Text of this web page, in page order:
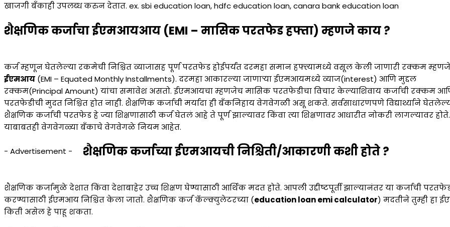
खाजगी बँकाही उपलब्ध करुन देतात. ex. sbi education loan, hdfc education loan, canara bank education loan
शैक्षणिक कर्जाचा ईएमआयआय (EMI – मासिक परतफेड हफ्ता) म्हणजे काय ?
कर्ज म्हणून घेतलेल्या रकमेची निश्चित व्याजासह पूर्ण परतफेड होईपर्यंत दरमहा समान हफ्त्यामध्ये वसूल केली जाणारी रक्कम म्हणजे
ईएमआय (EMI – Equated Monthly Installments). दरमहा आकारल्या जाणाऱ्या ईएमआयमध्ये व्याज(interest) आणि मुद्दल
रक्कम(Principal Amount) यांचा समावेश असतो. ईएमआयचा म्हणजेच मासिक परतफेडीचा विचार केल्याशिवाय कर्जाची रक्कम
परतफेडीची मुदत निश्चित होत नाही. शैक्षणिक कर्जाची मर्यादा ही बँकनिहाय वेगवेगळी असू शकते. सर्वसाधारणपणे विद्यार्थ्याने
शैक्षणिक कर्जाची परतफेड हे ज्या शिक्षणासाठी कर्ज घेतलं आहे ते पूर्ण झाल्यावर किंवा त्या शिक्षणावर आधारीत नोकरी लागल्यावर होते.
याबाबतही वेगवेगळ्या बँकाचे वेगवेगळे नियम आहेत.
- Advertisement - शैक्षणिक कर्जाच्या ईएमआयची निश्चिती/आकारणी कशी होते?
शैक्षणिक कर्जामुळे देशात किंवा देशाबाहेर उच्च शिक्षण घेण्यासाठी आर्थिक मदत होते. आपली उद्दीष्टपूर्ती झाल्यानंतर या कर्जाची
करण्यासाठी ईएमआय निश्चित केला जातो. शैक्षणिक कर्ज कॅल्क्युलेटरच्या (education loan emi calculator) मदतीने तुम्ही हा
किती असेल हे पाहू शकता.